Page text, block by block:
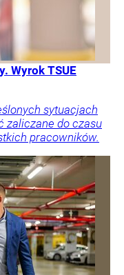
Wyrok TSUE
sytuacjach
zaliczane do czasu
pracowników.